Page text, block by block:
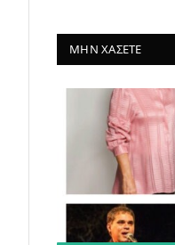
ΜΗΝ ΧΆΣΕΤΕ